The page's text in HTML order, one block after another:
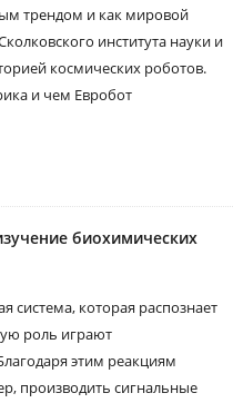
трендом и как мировой
института науки и
космических роботов.
и чем Евробот
биохимических
система, которая распознает
роль играют
этим реакциям
производить сигнальные